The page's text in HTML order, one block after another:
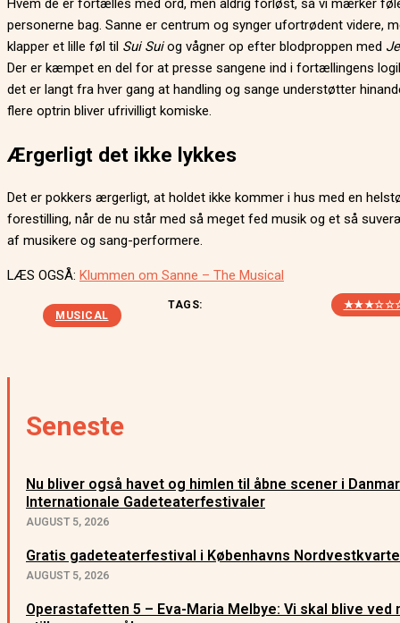
Hvem de er fortælles med ord, men aldrig forløst, så vi mærker
personerne bag. Sanne er centrum og synger ufortrødent videre,
klapper et lille føl til Sui Suiog vågner op efter blodproppen med
Der er kæmpet en del for at presse sangene ind i fortællingens
det er langt fra hver gang at handling og sange understøtter
flere optrin bliver ufrivilligt komiske.
Ærgerligt det ikke lykkes
Det er pokkers ærgerligt, at holdet ikke kommer i hus med en
forestilling, når de nu står med så meget fed musik og et så
af musikere og sang-performere.
LÆS OGSÅ: Klummen om Sanne – The Musical
TAGS:
MUSICAL
Seneste
Nu bliver også havet og himlen til åbne scener i
Internationale Gadeteaterfestivaler
AUGUST 5, 2026
Gratis gadeteaterfestival i Københavns
AUGUST 5, 2026
Operastafetten 5 – Eva-Maria Melbye: Vi skal blive ved